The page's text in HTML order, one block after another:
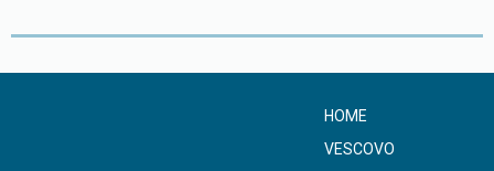
HOME
VESCOVO